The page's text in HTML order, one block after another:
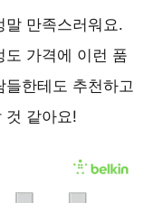
말 만족스러워요.
도 가격에 이런 품
한테도 추천하고
것 같아요!